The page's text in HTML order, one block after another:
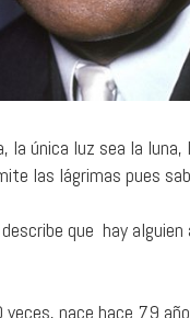
la única luz sea la
las lágrimas pues
describe que hay
nace hace 79